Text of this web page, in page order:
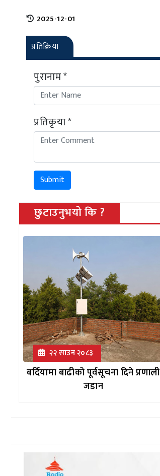
2025-12-01
प्रतिक्रिया
पुरानाम *
प्रतिकृया *
Submit
छुटाउनुभयो कि ?
२२ साउन २०८३
बर्दियामा बाढीको पूर्वसूचना दिने प्रणाली
जडान